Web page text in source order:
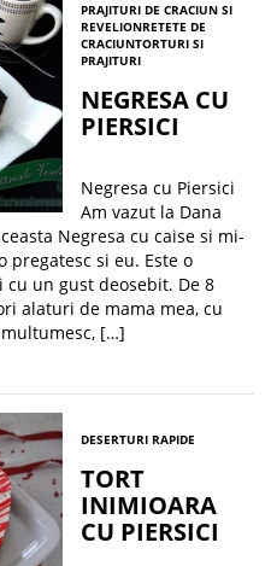
PRAJITURI DE CRACIUN SI
REVELIONRETETE DE
CRACIUNTORTURI SI
PRAJITURI
NEGRESA CU
PIERSICI
Negresa cu Piersici
Am vazut la Dana
Negresa cu caise si mi-
pregatesc si eu. Este o
cu un gust deosebit. De 8
alaturi de mama mea, cu
[…]
DESERTURI RAPIDE
TORT
INIMIOARA
CU PIERSICI